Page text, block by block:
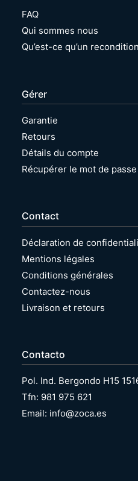
FAQ
Qui sommes nous
Qu’est-ce qu’un
Gérer
Garantie
Retours
Détails du compte
Récupérer le mot de passe
Contact
Déclaration de
Mentions légales
Conditions générales
Contactez-nous
Livraison et retours
Contacto
Pol. Ind. Bergondo H15
Tfn: 981 975 621
Email: info@zoca.es